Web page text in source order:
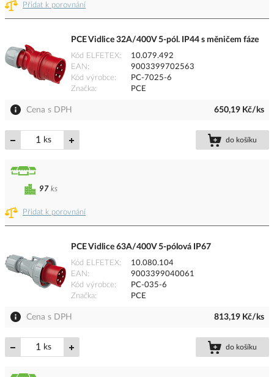
Přidat k porovnání
PCE Vidlice 32A/400V 5-pól. IP44 s měničem fáze
Kód ELFETEX
10.079.492
EAN
9003399702563
Kód výrobce
PC-7025-6
Značka
PCE
Cena s DPH 650,19 Kč/ks
ks do košíku
Přidat k porovnání
97 ks
PCE Vidlice 63A/400V 5-pólová IP67
Kód ELFETEX
10.080.104
EAN
9003399040061
Kód výrobce
PC-035-6
Značka
PCE
Cena s DPH 813,19 Kč/ks
ks do košíku